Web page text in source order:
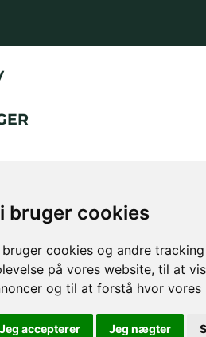
bruger cookies
bruger cookies og andre
på vores website, til at
og til at forstå hvor vores
Jeg accepterer Jeg nægter